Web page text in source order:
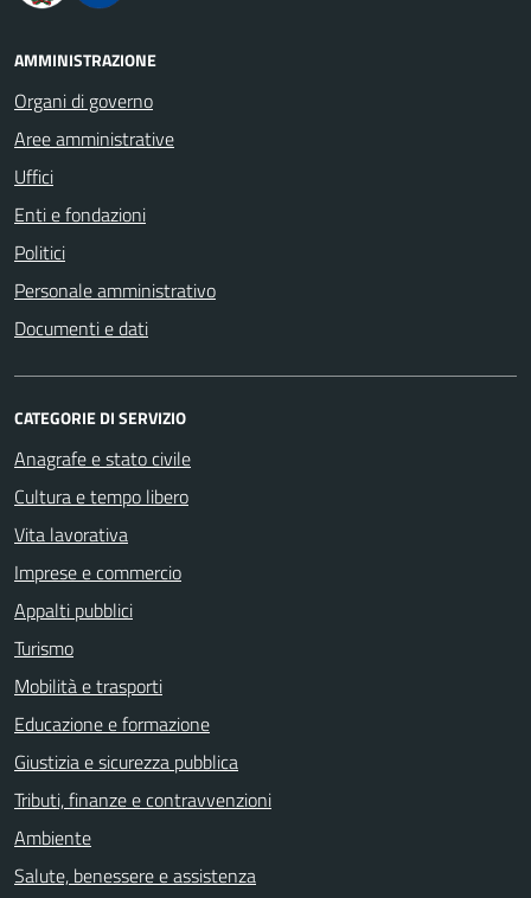
AMMINISTRAZIONE
Organi di governo
Aree amministrative
Uffici
Enti e fondazioni
Politici
Personale amministrativo
Documenti e dati
CATEGORIE DI SERVIZIO
Anagrafe e stato civile
Cultura e tempo libero
Vita lavorativa
Imprese e commercio
Appalti pubblici
Turismo
Mobilità e trasporti
Educazione e formazione
Giustizia e sicurezza pubblica
Tributi, finanze e contravvenzioni
Ambiente
Salute, benessere e assistenza